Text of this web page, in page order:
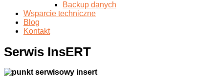
Backup danych
Wsparcie techniczne
Blog
Kontakt
Serwis InsERT